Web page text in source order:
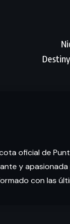
oficial de
y apasionada
con las